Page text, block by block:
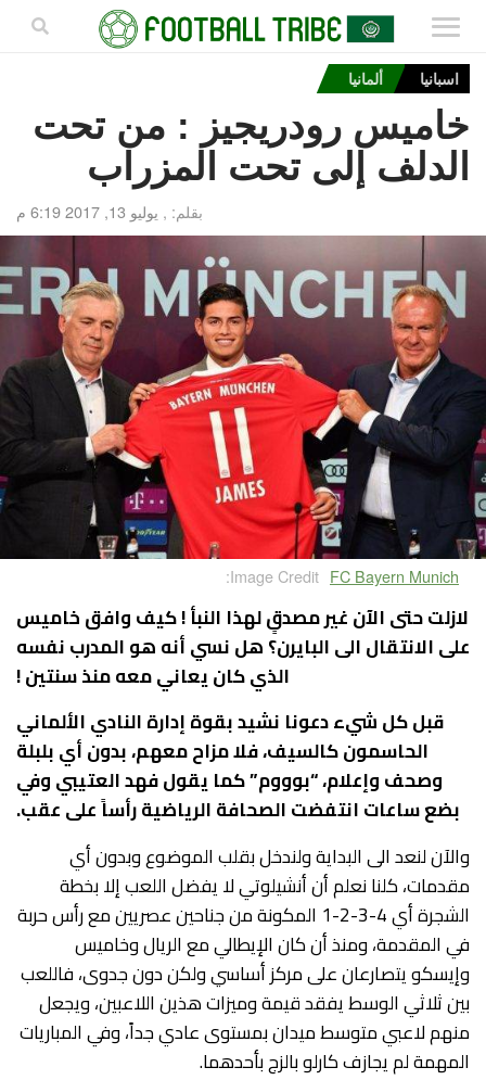
اسبانيا ألمانيا
خاميس رودريجيز : من تحت
الدلف إلى تحت المزراب
بقلم: , يوليو 13, 2017 6:19 م
Image Credit: FC Bayern Munich
لازلت حتى الآن غير مصدقٍ لهذا النبأ ! كيف وافق خاميس
على الانتقال الى البايرن؟ هل نسي أنه هو المدرب نفسه
الذي كان يعاني معه منذ سنتين !
قبل كل شيء دعونا نشيد بقوة إدارة النادي الألماني
الحاسمون كالسيف، فلا مزاح معهم، بدون أي بلبلة
وصحف وإعلام، “بوووم” كما يقول فهد العتيبي وفي
بضع ساعات انتفضت الصحافة الرياضية رأساً على عقب.
والآن لنعد الى البداية ولندخل بقلب الموضوع وبدون أي
مقدمات، كلنا نعلم أن أنشيلوتي لا يفضل اللعب إلا بخطة
الشجرة أي 4-3-2-1 المكونة من جناحين عصريين مع رأس حربة
في المقدمة، ومنذ أن كان الإيطالي مع الريال وخاميس
وإيسكو يتصارعان على مركز أساسي ولكن دون جدوى، فاللعب
بين ثلاثي الوسط يفقد قيمة وميزات هذين اللاعبين، ويجعل
منهم لاعبي متوسط ميدان بمستوى عادي جداً، وفي المباريات
المهمة لم يجازف كارلو بالزج بأحدهما.